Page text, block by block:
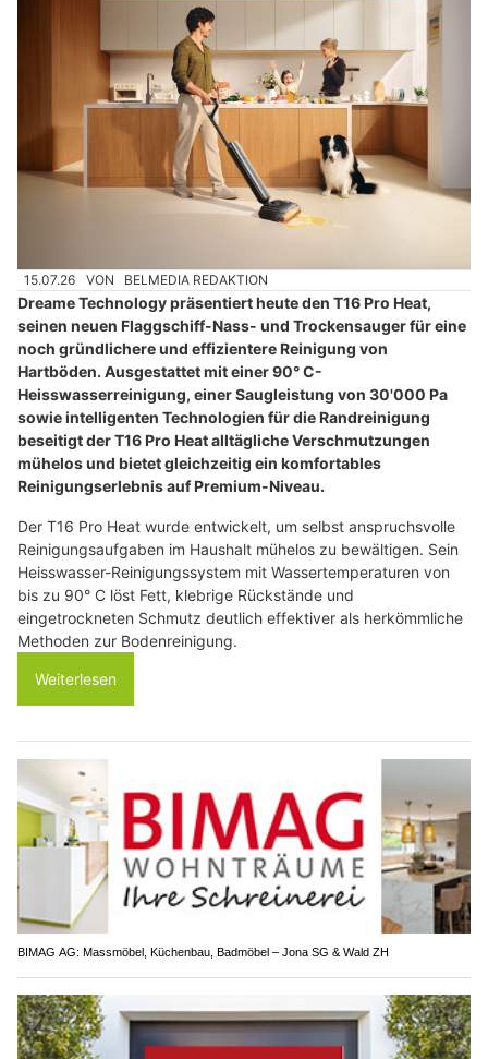
15.07.26 VON BELMEDIA REDAKTION
Dreame Technology präsentiert heute den T16 Pro Heat,
seinen neuen Flaggschiff-Nass- und Trockensauger für eine
noch gründlichere und effizientere Reinigung von
Hartböden. Ausgestattet mit einer 90° C-
Heisswasserreinigung, einer Saugleistung von 30'000 Pa
sowie intelligenten Technologien für die Randreinigung
beseitigt der T16 Pro Heat alltägliche Verschmutzungen
mühelos und bietet gleichzeitig ein komfortables
Reinigungserlebnis auf Premium-Niveau.
Der T16 Pro Heat wurde entwickelt, um selbst anspruchsvolle
Reinigungsaufgaben im Haushalt mühelos zu bewältigen. Sein
Heisswasser-Reinigungssystem mit Wassertemperaturen von
bis zu 90° C löst Fett, klebrige Rückstände und
eingetrockneten Schmutz deutlich effektiver als herkömmliche
Methoden zur Bodenreinigung.
Weiterlesen
BIMAG AG: Massmöbel, Küchenbau, Badmöbel – Jona SG & Wald ZH